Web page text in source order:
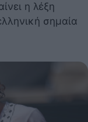
η λέξη
σημαία